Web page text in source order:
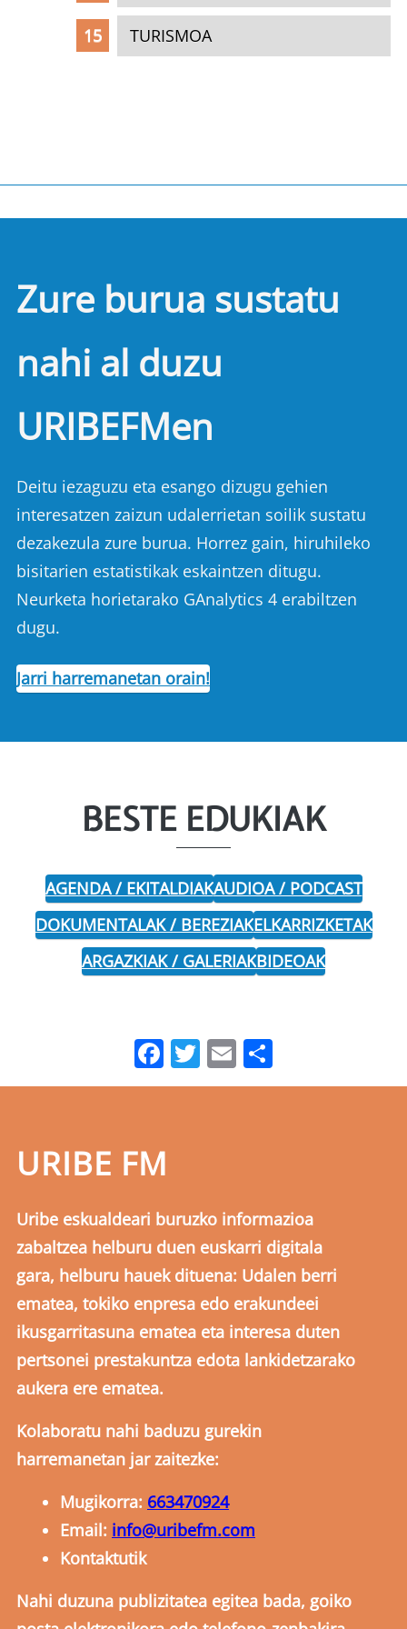
TURISMOA
Zure burua sustatu
nahi al duzu
URIBEFMen
Deitu iezaguzu eta esango dizugu gehien
interesatzen zaizun udalerrietan soilik sustatu
dezakezula zure burua. Horrez gain, hiruhileko
bisitarien estatistikak eskaintzen ditugu.
Neurketa horietarako GAnalytics 4 erabiltzen
dugu.
Jarri harremanetan orain!
BESTE EDUKIAK
AGENDA / EKITALDIAKAUDIOA / PODCAST
DOKUMENTALAK / BEREZIAKELKARRIZKETAK
ARGAZKIAK / GALERIAKBIDEOAK
Facebook
Twitter
Email
URIBE FM
Uribe eskualdeari buruzko informazioa
zabaltzea helburu duen euskarri digitala
gara, helburu hauek dituena: Udalen berri
ematea, tokiko enpresa edo erakundeei
ikusgarritasuna ematea eta interesa duten
pertsonei prestakuntza edota lankidetzarako
aukera ere ematea.
Kolaboratu nahi baduzu gurekin
harremanetan jar zaitezke:
Mugikorra: 663470924
Email: info@uribefm.com
Kontaktutik
Nahi duzuna publizitatea egitea bada, goiko